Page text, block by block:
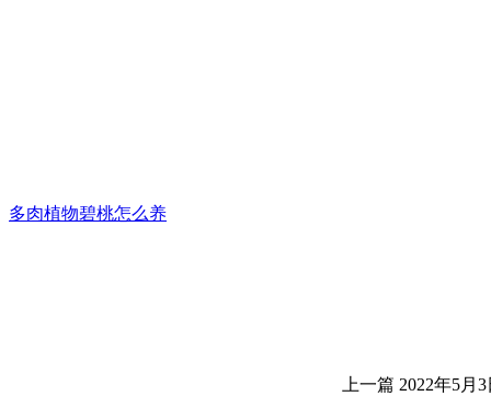
多肉植物碧桃怎么养
上一篇 2022年5月3